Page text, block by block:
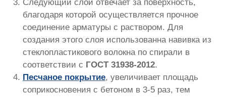
Следующий слой отвечает за поверхность,
благодаря которой осуществляется прочное
соединение арматуры с раствором. Для
создания этого слоя использованна навивка из
стеклопластикового волокна по спирали в
соответствии с ГОСТ 31938-2012.
Песчаное покрытие, увеличивает площадь
соприкосновения с бетоном в 3-5 раз, тем